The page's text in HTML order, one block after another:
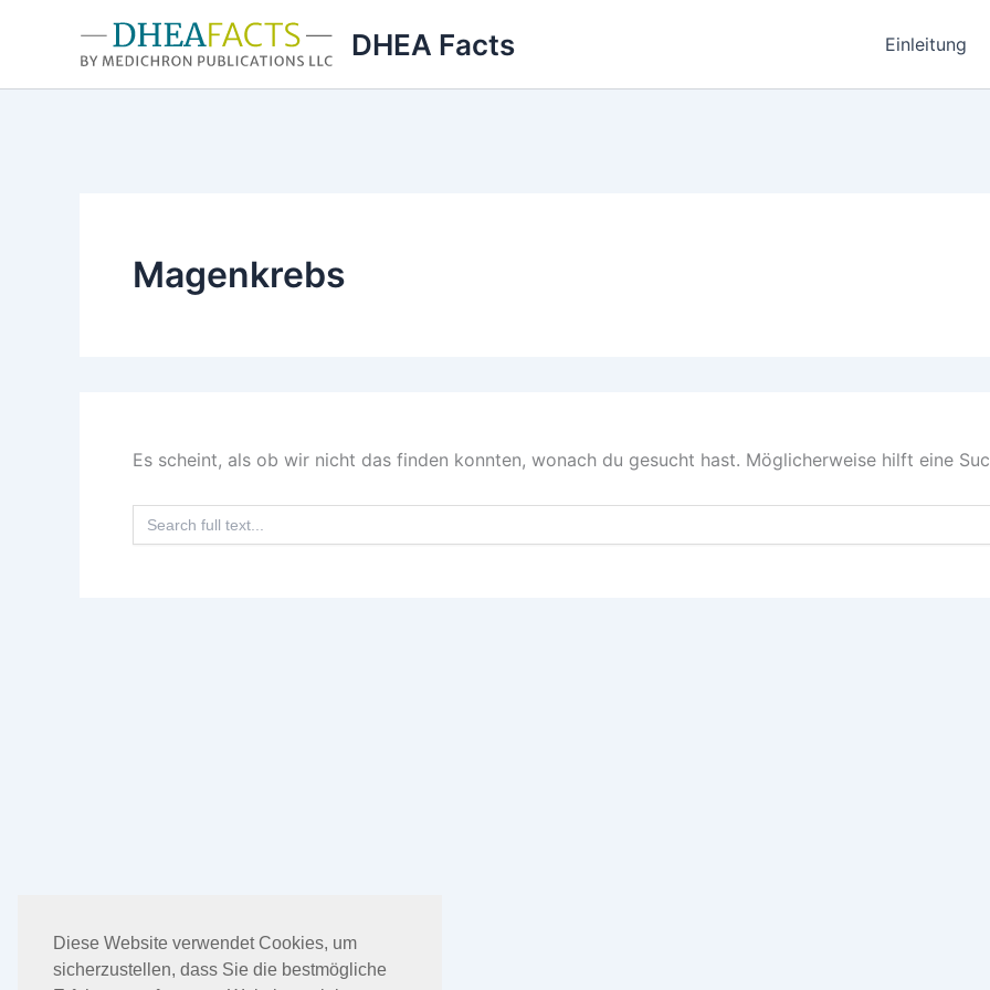
Diese Website verwendet Cookies, um
sicherzustellen, dass Sie die bestmögliche
DHEA Facts Einleitung
Magenkrebs
Es scheint, als ob wir nicht das finden konnten, wonach du gesucht hast. Möglicherweise hilft eine
Search
for: